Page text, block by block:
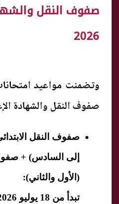
صفوف النقل
2026
وتضمنت مواعيد
صفوف النقل والشهادة الإعدادية
​صفوف النقل
إلى السادس) +
(الأول والثاني):